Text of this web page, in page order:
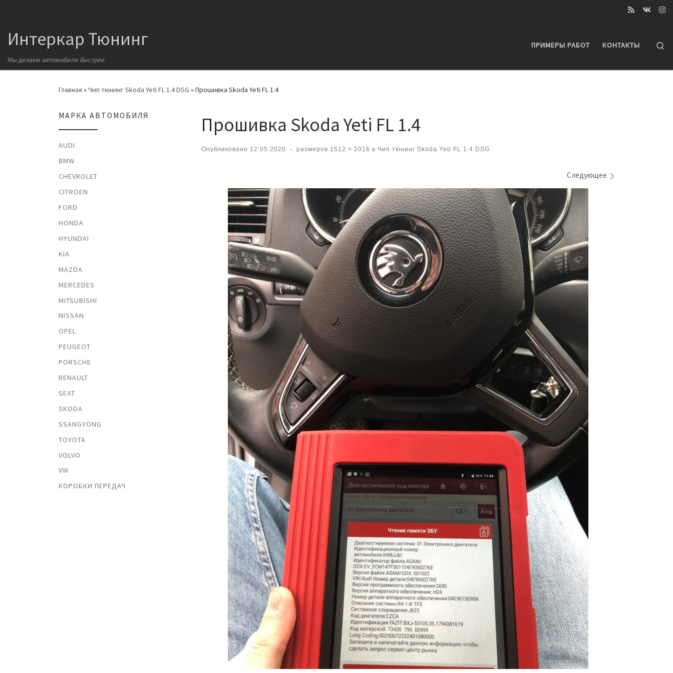
Интеркар Тюнинг
Мы делаем автомобили быстрее
ПРИМЕРЫ РАБОТ КОНТАКТЫ
Главная »Чип тюнинг Skoda Yeti FL 1.4 DSG »Прошивка Skoda Yeti FL 1.4
Прошивка Skoda Yeti FL 1.4
Опубликовано 12.05.2020 - размеров 1512 × 2016 в Чип тюнинг Skoda Yeti FL 1.4 DSG
Следующее
МАРКА АВТОМОБИЛЯ
AUDI
BMW
CHEVROLET
CITROEN
FORD
HONDA
HYUNDAI
KIA
MAZDA
MERCEDES
MITSUBISHI
NISSAN
OPEL
PEUGEOT
PORSCHE
RENAULT
SEAT
SKODA
SSANGYONG
TOYOTA
VOLVO
VW
КОРОБКИ ПЕРЕДАЧ